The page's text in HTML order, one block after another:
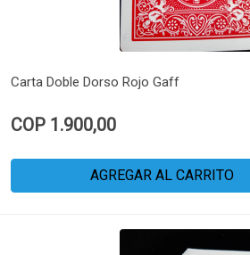
Carta Doble Dorso Rojo Gaff
COP 1.900,00
AGREGAR AL CARRITO